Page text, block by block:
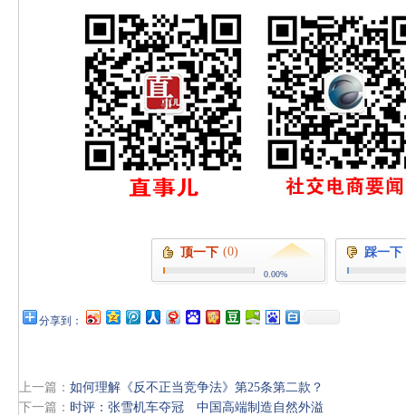
顶一下 (0)
0.00%
踩一下
分享到：
上一篇： 如何理解《反不正当竞争法》第25条第二款？
下一篇： 时评：张雪机车夺冠 中国高端制造自然外溢